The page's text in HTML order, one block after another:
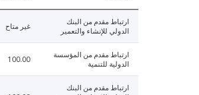
ارتباط مقدم من البنك
الدولي للإنشاء والتعمير
غير متاح
ارتباط مقدم من المؤسسة
الدولية للتنمية
100.00
ارتباط مقدم من البنك